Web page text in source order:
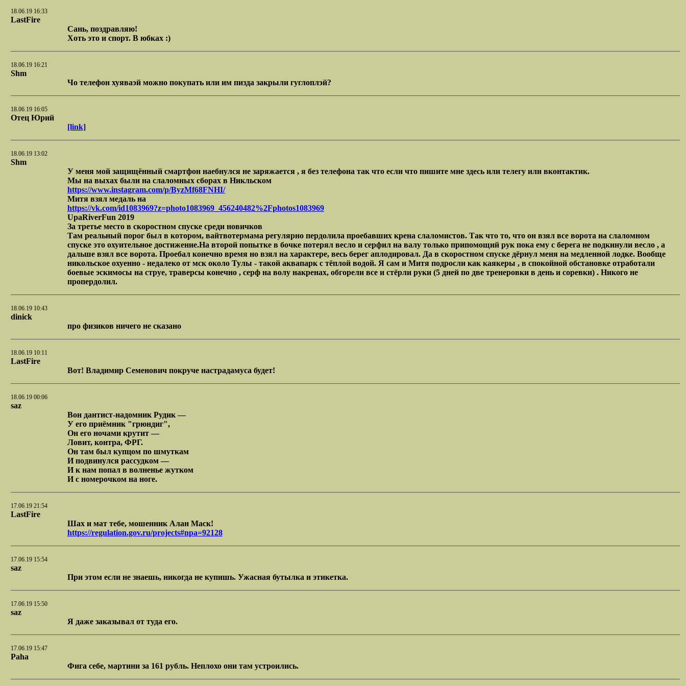
18.06.19 16:33
LastFire
Сань, поздравляю!
Хоть это и спорт. В юбках :)
18.06.19 16:21
Shm
Чо телефон хуяваэй можно покупать или им пизда закрыли гуглоплэй?
18.06.19 16:05
Отец Юрий
[link]
18.06.19 13:02
Shm
У меня мой защищённый смартфон наебнулся не заряжается , я без телефона так что если что пишите мне здесь или телегу или вконтактик.
Мы на выхах были на слаломных сборах в Никльском
https://www.instagram.com/p/ByzMf68FNHI/
Митя взял медаль на
https://vk.com/id1083969?z=photo1083969_456240482%2Fphotos1083969
UpaRiverFun 2019
За третье место в скоростном спуске среди новичков
Там реальный порог был в котором, вайтвотермама регулярно пердолила проебавших крена слаломистов. Так что то, что он взял все ворота на слаломном
спуске это охуительное достижение.На второй попытке в бочке потерял весло и серфил на валу только припомощий рук пока ему с берега не подкинули весло , а
дальше взял все ворота. Проебал конечно время но взял на характере, весь берег аплодировал. Да в скоростном спуске дёрнул меня на медленной лодке. Вообще
никольское охуенно - недалеко от мск около Тулы - такой аквапарк с тёплой водой. Я сам и Митя подросли как каякеры , в спокойной обстановке отработали
боевые эскимосы на струе, траверсы конечно , серф на волу накренах, обгорели все и стёрли руки (5 дней по две тренеровки в день и соревки) . Никого не
пропердолил.
18.06.19 10:43
dinick
про физиков ничего не сказано
18.06.19 10:11
LastFire
Вот! Владимир Семенович покруче настрадамуса будет!
18.06.19 00:06
saz
Вон дантист-надомник Рудик —
У его приёмник "грюндиг",
Он его ночами крутит —
Ловит, контра, ФРГ.
Он там был купцом по шмуткам
И подвинулся рассудком —
И к нам попал в волненье жутком
И с номерочком на ноге.
17.06.19 21:54
LastFire
Шах и мат тебе, мошенник Алан Маск!
https://regulation.gov.ru/projects#npa=92128
17.06.19 15:54
saz
При этом если не знаешь, никогда не купишь. Ужасная бутылка и этикетка.
17.06.19 15:50
saz
Я даже заказывал от туда его.
17.06.19 15:47
Paha
Фига себе, мартини за 161 рубль. Неплохо они там устроились.